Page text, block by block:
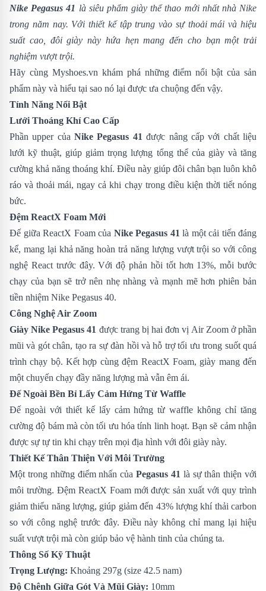
Nike Pegasus 41 là siêu phẩm giày thể thao mới nhất nhà Nike
trong năm nay. Với thiết kế tập trung vào sự thoải mái và hiệu
suất cao, đôi giày này hứa hẹn mang đến cho bạn một trải
nghiệm vượt trội.
Hãy cùng Myshoes.vn khám phá những điểm nổi bật của sản
phẩm này và hiểu tại sao nó lại được ưa chuộng đến vậy.
Tính Năng Nổi Bật
Lưới Thoáng Khí Cao Cấp
Phần upper củaNike Pegasus 41 được nâng cấp với chất liệu
lưới kỹ thuật, giúp giảm trọng lượng tổng thể của giày và tăng
cường khả năng thoáng khí. Điều này giúp đôi chân bạn luôn khô
ráo và thoải mái, ngay cả khi chạy trong điều kiện thời tiết nóng
bức.
Đệm ReactX Foam Mới
Đế giữa ReactX Foam của Nike Pegasus 41 là một cải tiến đáng
kể, mang lại khả năng hoàn trả năng lượng vượt trội so với công
nghệ React trước đây. Với độ phản hồi tốt hơn 13%, mỗi bước
chạy của bạn sẽ trở nên nhẹ nhàng và mạnh mẽ hơn phiên bản
tiền nhiệm Nike Pegasus 40.
Công Nghệ Air Zoom
Giày Nike Pegasus 41 được trang bị hai đơn vị Air Zoom ở phần
mũi và gót chân, tạo ra sự đàn hồi và hỗ trợ tối ưu trong suốt quá
trình chạy bộ. Kết hợp cùng đệm ReactX Foam, giày mang đến
một chuyến chạy đầy năng lượng mà vẫn êm ái.
Đế Ngoài Bền Bỉ Lấy Cảm Hứng Từ Waffle
Đế ngoài với thiết kế lấy cảm hứng từ waffle không chỉ tăng
cường độ bám mà còn tối ưu hóa tính linh hoạt. Bạn sẽ cảm nhận
được sự tự tin khi chạy trên mọi địa hình với đôi giày này.
Thiết Kế Thân Thiện Với Môi Trường
Một trong những điểm nhấn của Pegasus 41 là sự thân thiện với
môi trường. Đệm ReactX Foam mới được sản xuất với quy trình
giảm thiểu năng lượng, giúp giảm đến 43% lượng khí thải carbon
so với công nghệ trước đây. Điều này không chỉ mang lại hiệu
suất vượt trội mà còn giúp bảo vệ hành tinh của chúng ta.
Thông Số Kỹ Thuật
Trọng Lượng: Khoảng 297g (size 42.5 nam)
Độ Chênh Giữa Gót Và Mũi Giày: 10mm